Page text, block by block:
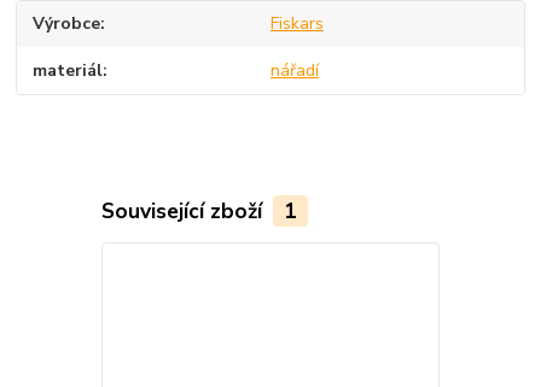
Výrobce Fiskars
materiál nářadí
Související zboží 1